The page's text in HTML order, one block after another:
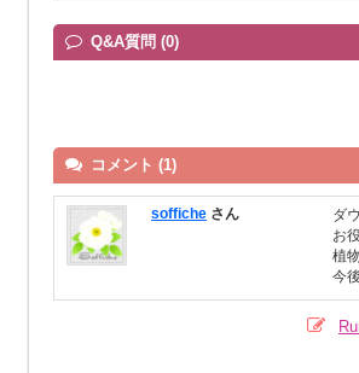
Q&A質問 (0)
コメント (1)
soffiche さん
ダ
お
植
今